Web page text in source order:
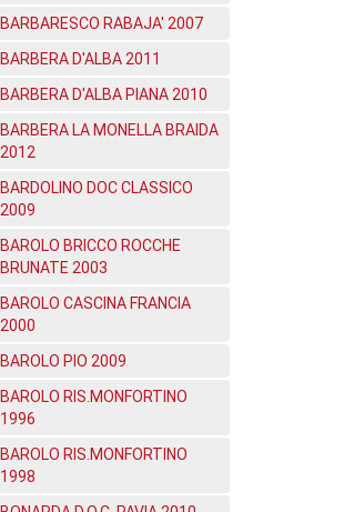
BARBARESCO RABAJA' 2007
BARBERA D'ALBA 2011
BARBERA D'ALBA PIANA 2010
BARBERA LA MONELLA BRAIDA
2012
BARDOLINO DOC CLASSICO
2009
BAROLO BRICCO ROCCHE
BRUNATE 2003
BAROLO CASCINA FRANCIA
2000
BAROLO PIO 2009
BAROLO RIS.MONFORTINO
1996
BAROLO RIS.MONFORTINO
1998